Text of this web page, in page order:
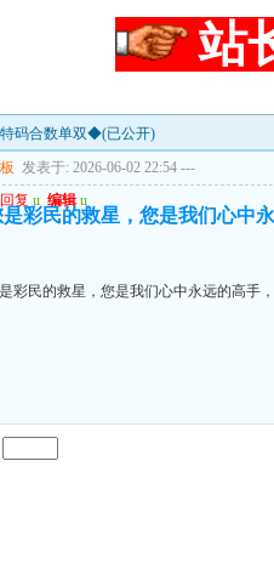
站
码合数单双◆(已公开)
发表于: 2026-06-02 22:54 ---
回复 u 编辑 u
是彩民的救星，您是我们心中
彩民的救星，您是我们心中永远的高手